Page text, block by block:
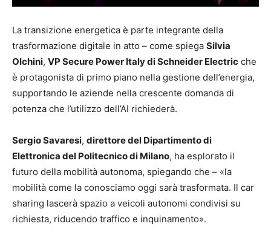
La transizione energetica è parte integrante della
trasformazione digitale in atto – come spiega Silvia
Olchini, VP Secure Power Italy di Schneider Electric che
è protagonista di primo piano nella gestione dell’energia,
supportando le aziende nella crescente domanda di
potenza che l’utilizzo dell’AI richiederà.
Sergio Savaresi, direttore del Dipartimento di
Elettronica del Politecnico di Milano, ha esplorato il
futuro della mobilità autonoma, spiegando che – «la
mobilità come la conosciamo oggi sarà trasformata. Il car
sharing lascerà spazio a veicoli autonomi condivisi su
richiesta, riducendo traffico e inquinamento».